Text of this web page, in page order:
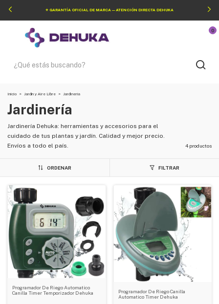
⭐ GARANTÍA OFICIAL DE MARCA — ATENCIÓN DIRECTA DEHUKA
0
Inicio > Jardín y Aire Libre > Jardinería
Jardinería
Jardinería Dehuka: herramientas y accesorios para el
cuidado de tus plantas y jardín. Calidad y mejor precio.
Envíos a todo el país.
4 productos
ORDENAR FILTRAR
Programador De Riego Automatico
Canilla Timer Temporizador Dehuka
Programador De Riego Canilla
Automatico Timer Dehuka